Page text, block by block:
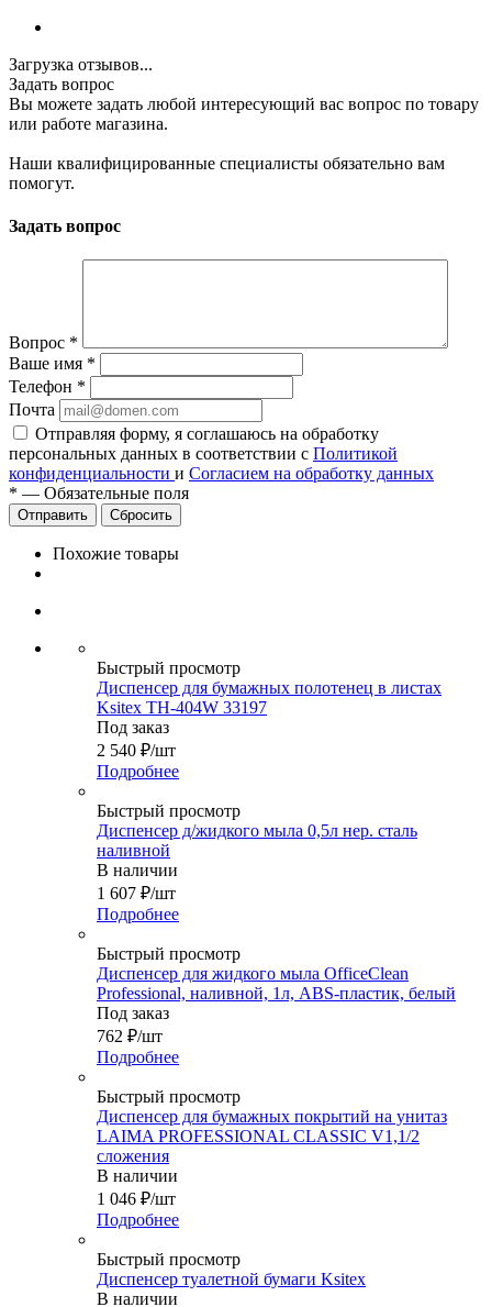
Загрузка отзывов...
Задать вопрос
Вы можете задать любой интересующий вас вопрос по товару
или работе магазина.
Наши квалифицированные специалисты обязательно вам
помогут.
Задать вопрос
Вопрос *
Ваше имя *
Телефон *
Почта
Отправляя форму, я соглашаюсь на обработку
персональных данных в соответствии с Политикой
конфиденциальности и Согласием на обработку данных
* — Обязательные поля
Сбросить
Похожие товары
Быстрый просмотр
Диспенсер для бумажных полотенец в листах
Ksitex ТН-404W 33197
Под заказ
2 540 ₽/шт
Подробнее
Быстрый просмотр
Диспенсер д/жидкого мыла 0,5л нер. сталь
наливной
В наличии
1 607 ₽/шт
Подробнее
Быстрый просмотр
Диспенсер для жидкого мыла OfficeClean
Professional, наливной, 1л, ABS-пластик, белый
Под заказ
762 ₽/шт
Подробнее
Быстрый просмотр
Диспенсер для бумажных покрытий на унитаз
LAIMA PROFESSIONAL CLASSIC V1,1/2
сложения
В наличии
1 046 ₽/шт
Подробнее
Быстрый просмотр
Диспенсер туалетной бумаги Ksitex
В наличии